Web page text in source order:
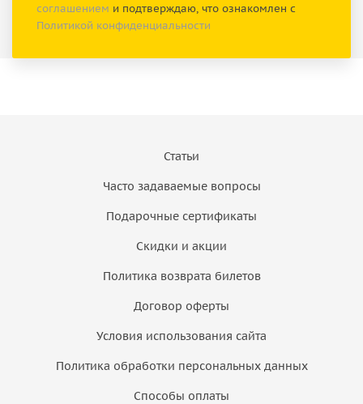
соглашением и подтверждаю, что ознакомлен с
Политикой конфиденциальности
Статьи
Часто задаваемые вопросы
Подарочные сертификаты
Скидки и акции
Политика возврата билетов
Договор оферты
Условия использования сайта
Политика обработки персональных данных
Способы оплаты